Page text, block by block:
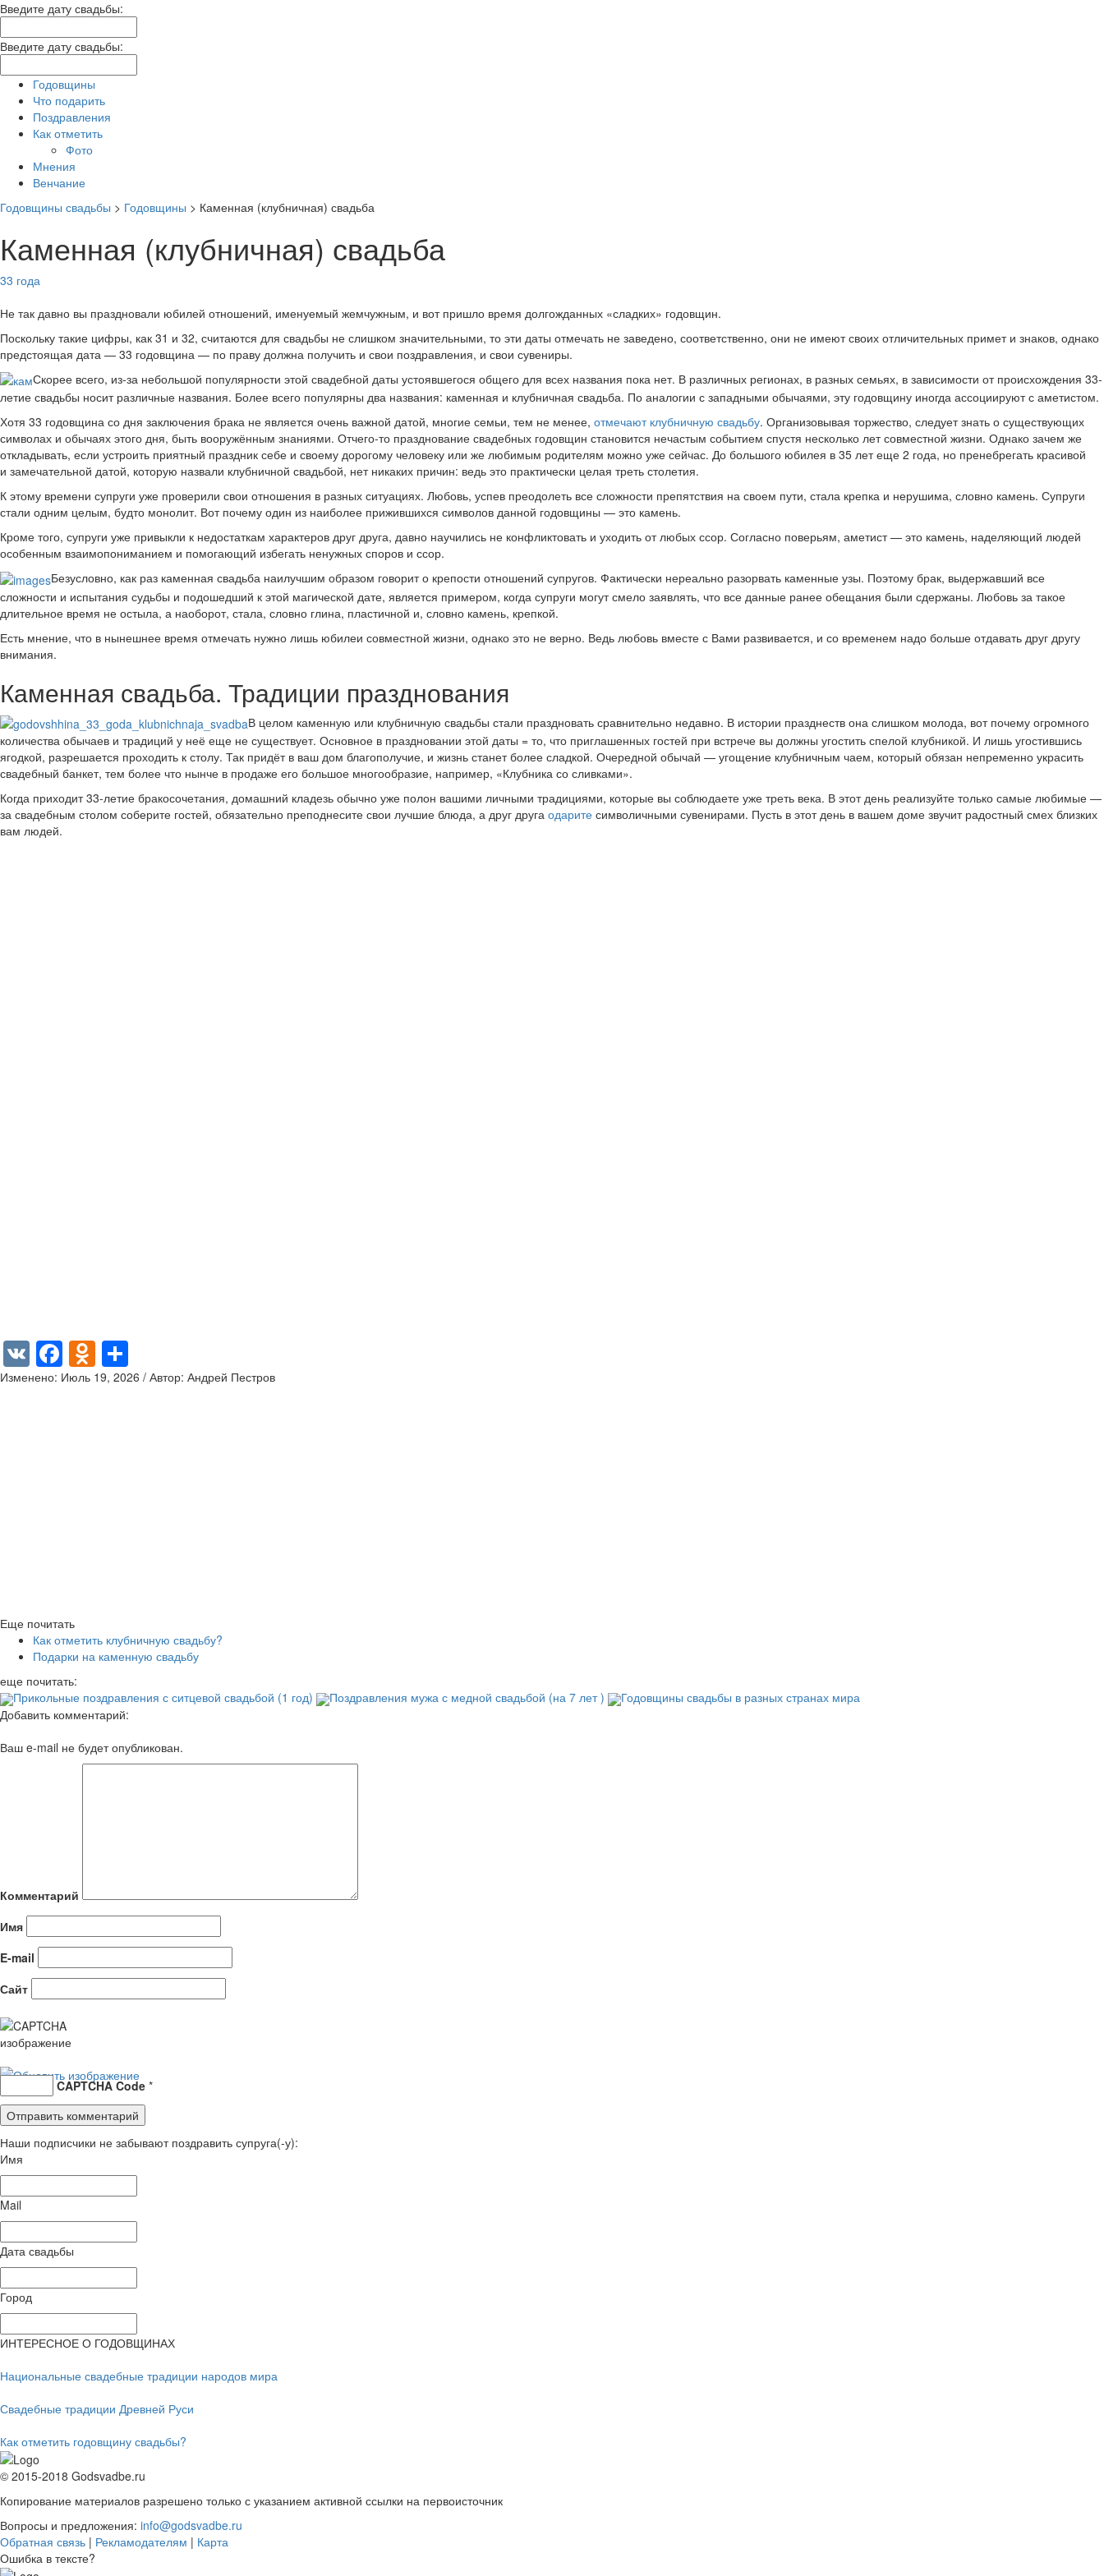
Введите дату свадьбы:
Введите дату свадьбы:
Годовщины
Что подарить
Поздравления
Как отметить
Фото
Мнения
Венчание
Годовщины свадьбы > Годовщины > Каменная (клубничная) свадьба
Каменная (клубничная) свадьба
33 года
Не так давно вы праздновали юбилей отношений, именуемый жемчужным, и вот пришло время долгожданных «сладких» годовщин.
Поскольку такие цифры, как 31 и 32, считаются для свадьбы не слишком значительными, то эти даты отмечать не заведено, соответственно, они не имеют своих отличительных примет и знаков, однако
предстоящая дата — 33 годовщина — по праву должна получить и свои поздравления, и свои сувениры.
Скорее всего, из-за небольшой популярности этой свадебной даты устоявшегося общего для всех названия пока нет. В различных регионах, в разных семьях, в зависимости от происхождения 33-
летие свадьбы носит различные названия. Более всего популярны два названия: каменная и клубничная свадьба. По аналогии с западными обычаями, эту годовщину иногда ассоциируют с аметистом.
Хотя 33 годовщина со дня заключения брака не является очень важной датой, многие семьи, тем не менее, отмечают клубничную свадьбу. Организовывая торжество, следует знать о существующих
символах и обычаях этого дня, быть вооружённым знаниями. Отчего-то празднование свадебных годовщин становится нечастым событием спустя несколько лет совместной жизни. Однако зачем же
откладывать, если устроить приятный праздник себе и своему дорогому человеку или же любимым родителям можно уже сейчас. До большого юбилея в 35 лет еще 2 года, но пренебрегать красивой
и замечательной датой, которую назвали клубничной свадьбой, нет никаких причин: ведь это практически целая треть столетия.
К этому времени супруги уже проверили свои отношения в разных ситуациях. Любовь, успев преодолеть все сложности препятствия на своем пути, стала крепка и нерушима, словно камень. Супруги
стали одним целым, будто монолит. Вот почему один из наиболее прижившихся символов данной годовщины — это камень.
Кроме того, супруги уже привыкли к недостаткам характеров друг друга, давно научились не конфликтовать и уходить от любых ссор. Согласно поверьям, аметист — это камень, наделяющий людей
особенным взаимопониманием и помогающий избегать ненужных споров и ссор.
Безусловно, как раз каменная свадьба наилучшим образом говорит о крепости отношений супругов. Фактически нереально разорвать каменные узы. Поэтому брак, выдержавший все
сложности и испытания судьбы и подошедший к этой магической дате, является примером, когда супруги могут смело заявлять, что все данные ранее обещания были сдержаны. Любовь за такое
длительное время не остыла, а наоборот, стала, словно глина, пластичной и, словно камень, крепкой.
Есть мнение, что в нынешнее время отмечать нужно лишь юбилеи совместной жизни, однако это не верно. Ведь любовь вместе с Вами развивается, и со временем надо больше отдавать друг другу
внимания.
Каменная свадьба. Традиции празднования
В целом каменную или клубничную свадьбы стали праздновать сравнительно недавно. В истории празднеств она слишком молода, вот почему огромного
количества обычаев и традиций у неё еще не существует. Основное в праздновании этой даты = то, что приглашенных гостей при встрече вы должны угостить спелой клубникой. И лишь угостившись
ягодкой, разрешается проходить к столу. Так придёт в ваш дом благополучие, и жизнь станет более сладкой. Очередной обычай — угощение клубничным чаем, который обязан непременно украсить
свадебный банкет, тем более что нынче в продаже его большое многообразие, например, «Клубника со сливками».
Когда приходит 33-летие бракосочетания, домашний кладезь обычно уже полон вашими личными традициями, которые вы соблюдаете уже треть века. В этот день реализуйте только самые любимые —
за свадебным столом соберите гостей, обязательно преподнесите свои лучшие блюда, а друг друга одарите символичными сувенирами. Пусть в этот день в вашем доме звучит радостный смех близких
вам людей.
VKFacebook
Odnoklassniki
Изменено: Июль 19, 2026 / Автор: Андрей Пестров
Еще почитать
Как отметить клубничную свадьбу?
Подарки на каменную свадьбу
еще почитать:
Прикольные поздравления с ситцевой свадьбой (1 год)
Поздравления мужа с медной свадьбой (на 7 лет )
Годовщины свадьбы в разных странах мира
Добавить комментарий:
Ваш e-mail не будет опубликован.
Комментарий
Имя
E-mail
Сайт
CAPTCHA Code *
Наши подписчики не забывают поздравить супруга(-у):
Имя
Mail
Дата свадьбы
Город
ИНТЕРЕСНОЕ О ГОДОВЩИНАХ
Национальные свадебные традиции народов мира
Свадебные традиции Древней Руси
Как отметить годовщину свадьбы?
© 2015-2018 Godsvadbe.ru
Копирование материалов разрешено только с указанием активной ссылки на первоисточник
Вопросы и предложения: info@godsvadbe.ru
Обратная связь | Рекламодателям | Карта
Ошибка в тексте?